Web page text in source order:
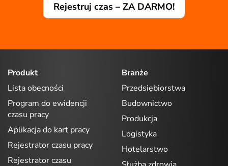
Rejestruj czas – ZA DARMO!
Produkt
Lista obecności
Program do ewidencji
czasu pracy
Aplikacja do kart pracy
Rejestrator czasu pracy
Rejestrator czasu
Branże
Przedsiębiorstwa
Budownictwo
Produkcja
Logistyka
Hotelarstwo